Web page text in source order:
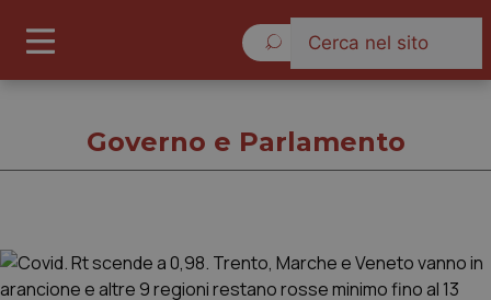
Governo e Parlamento